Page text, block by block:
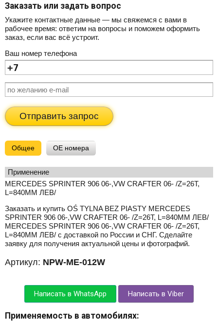
Заказать или задать вопрос
Укажите контактные данные — мы свяжемся с вами в
рабочее время: ответим на вопросы и поможем оформить
заказ, если вас всё устроит.
Ваш номер телефона
Отправить запрос
Общее OE номера
применение
MERCEDES SPRINTER 906 06-,VW CRAFTER 06- /Z=26T,
L=840MM ЛЕВ/
Заказать и купить OŚ TYLNA BEZ PIASTY MERCEDES
SPRINTER 906 06-,VW CRAFTER 06- /Z=26T, L=840MM ЛЕВ/
MERCEDES SPRINTER 906 06-,VW CRAFTER 06- /Z=26T,
L=840MM ЛЕВ/ с доставкой по России и СНГ. Сделайте
заявку для получения актуальной цены и фотографий.
Артикул: NPW-ME-012W
Написать в WhatsApp Написать в Viber
Применяемость в автомобилях: